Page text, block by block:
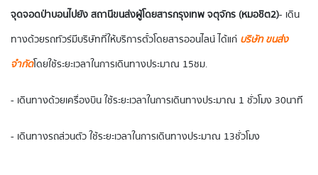
จุดจอดป่าบอนไปยัง สถานีขนส่งผู้โดยสารกรุงเทพ จตุจักร (หมอชิต2)- เดิน
ทางด้วยรถทัวร์มีบริษัทที่ให้บริการตั๋วโดยสารออนไลน์ ได้แก่ บริษัท ขนส่ง
จำกัดโดยใช้ระยะเวลาในการเดินทางประมาณ 15 ชม.
- เดินทางด้วยเครื่องบิน ใช้ระยะเวลาในการเดินทางประมาณ 1 ชั่วโมง 30 นาที
- เดินทางรถส่วนตัว ใช้ระยะเวลาในการเดินทางประมาณ 13 ชั่วโมง